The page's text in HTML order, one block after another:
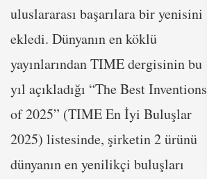
uluslararası başarılara bir yenisini
ekledi. Dünyanın en köklü
yayınlarından TIME dergisinin bu
yıl açıkladığı “The Best Inventions
of 2025” (TIME En İyi Buluşlar
2025) listesinde, şirketin 2 ürünü
dünyanın en yenilikçi buluşları